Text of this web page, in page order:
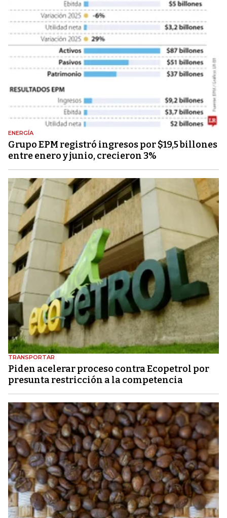
ENERGÍA
Grupo EPM registró ingresos por $19,5 billones
entre enero y junio, crecieron 3%
TRANSPORTAR
Piden acelerar proceso contra Ecopetrol por
presunta restricción a la competencia